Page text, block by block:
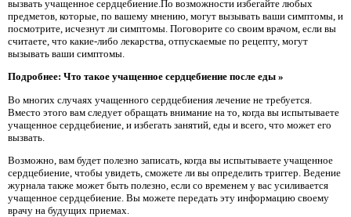
вызвать учащенное сердцебиение.По возможности избегайте любых
предметов, которые, по вашему мнению, могут вызывать ваши симптомы, и
посмотрите, исчезнут ли симптомы. Поговорите со своим врачом, если вы
считаете, что какие-либо лекарства, отпускаемые по рецепту, могут
вызывать ваши симптомы.
Подробнее: Что такое учащенное сердцебиение после еды »
Во многих случаях учащенного сердцебиения лечение не требуется.
Вместо этого вам следует обращать внимание на то, когда вы испытываете
учащенное сердцебиение, и избегать занятий, еды и всего, что может его
вызвать.
Возможно, вам будет полезно записать, когда вы испытываете учащенное
сердцебиение, чтобы увидеть, сможете ли вы определить триггер. Ведение
журнала также может быть полезно, если со временем у вас усиливается
учащенное сердцебиение. Вы можете передать эту информацию своему
врачу на будущих приемах.